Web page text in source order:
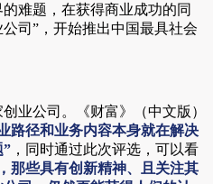
难题，在获得商业成功的同
司”，开始推出中国最具社会
业公司。《财富》（中文版）
路径和业务内容本身就在解决
” ，同时通过此次评选，可以看
那些具有创新精神、且关注其